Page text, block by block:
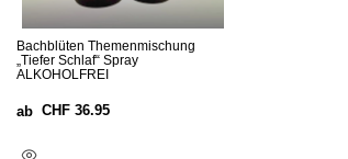
Bachblüten Themenmischung
„Tiefer Schlaf“ Spray
ALKOHOLFREI
ab CHF 36.95